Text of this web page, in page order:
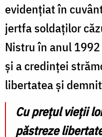
evidențiat în
jertfa soldaților
Nistru în anul
și a credinței
libertatea și
Cu prețul vieții
păstreze